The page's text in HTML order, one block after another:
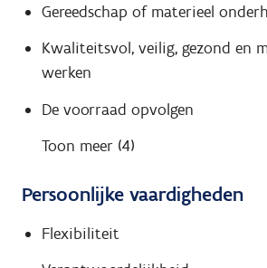
Gereedschap of materieel
Kwaliteitsvol, veilig, gezond en
werken
De voorraad opvolgen
Toon meer (4)
Persoonlijke vaardigheden
Flexibiliteit